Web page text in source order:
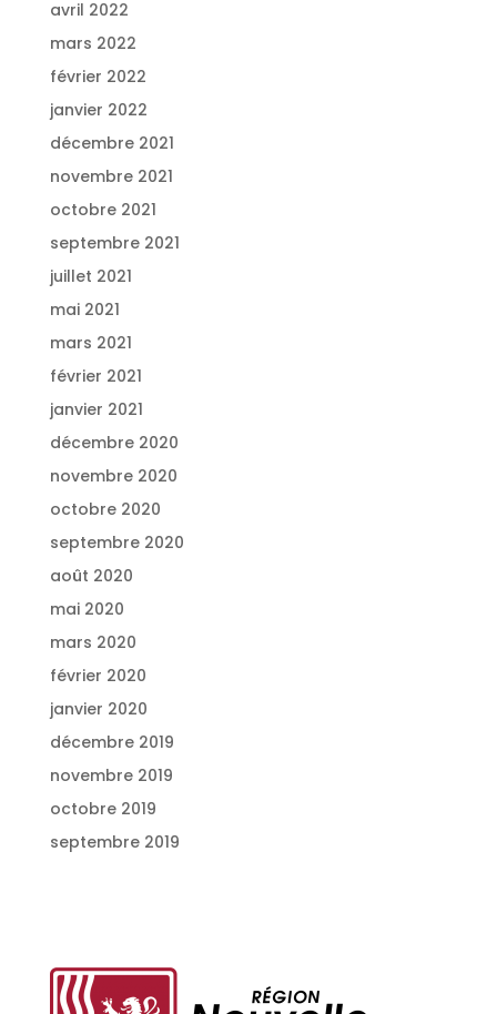
avril 2022
mars 2022
février 2022
janvier 2022
décembre 2021
novembre 2021
octobre 2021
septembre 2021
juillet 2021
mai 2021
mars 2021
février 2021
janvier 2021
décembre 2020
novembre 2020
octobre 2020
septembre 2020
août 2020
mai 2020
mars 2020
février 2020
janvier 2020
décembre 2019
novembre 2019
octobre 2019
septembre 2019